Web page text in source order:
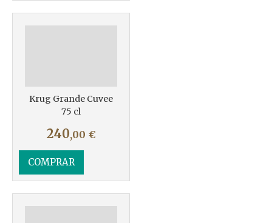
Krug Grande Cuvee
75 cl
240,00 €
COMPRAR